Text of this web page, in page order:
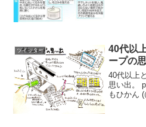
ツイッター
40代以
ープの
40代以上
思い出。
もひかん